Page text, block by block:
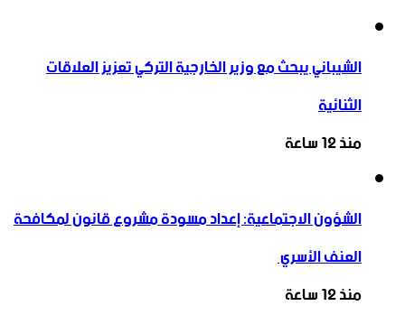
الشيباني يبحث مع وزير الخارجية التركي تعزيز العلاقات
الثنائية
منذ 12 ساعة
الشؤون الاجتماعية: إعداد مسودة مشروع قانون لمكافحة
العنف الأسري ‏
منذ 12 ساعة